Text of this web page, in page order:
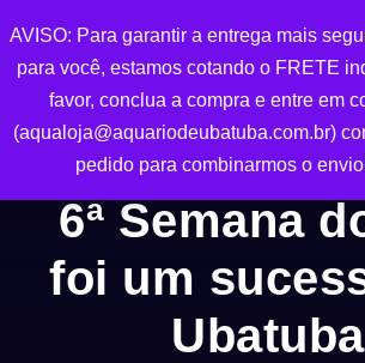
6ª Semana
foi um
Ubatuba
AVISO: Para garantir a entrega mais
para você, estamos cotando o FRETE
favor, conclua a compra e entre em
(aqualoja@aquariodeubatuba.com.br)
pedido para combinarmos o